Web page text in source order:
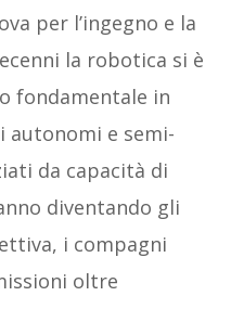
per l’ingegno e la
la robotica si è
fondamentale in
autonomi e semi-
da capacità di
diventando gli
i compagni
oltre